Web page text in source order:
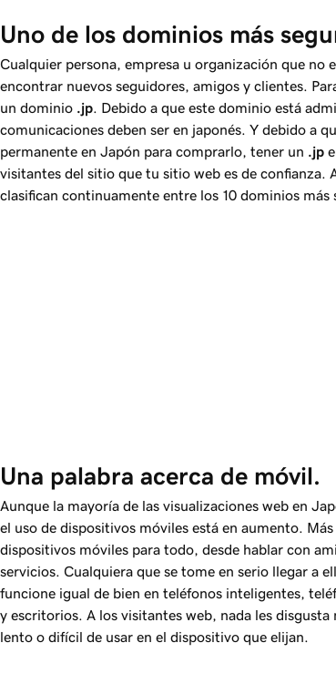
Uno de los dominios más
Cualquier persona, empresa u organización que no
encontrar nuevos seguidores, amigos y clientes.
un dominio .jp . Debido a que este dominio está
comunicaciones deben ser en japonés. Y debido a
permanente en Japón para comprarlo, tener un .jp
visitantes del sitio que tu sitio web es de confianza.
clasifican continuamente entre los 10 dominios más
Una palabra acerca de móvil.
Aunque la mayoría de las visualizaciones web en
el uso de dispositivos móviles está en aumento. Más
dispositivos móviles para todo, desde hablar con
servicios. Cualquiera que se tome en serio llegar a
funcione igual de bien en teléfonos inteligentes,
y escritorios. A los visitantes web, nada les
lento o difícil de usar en el dispositivo que elijan.